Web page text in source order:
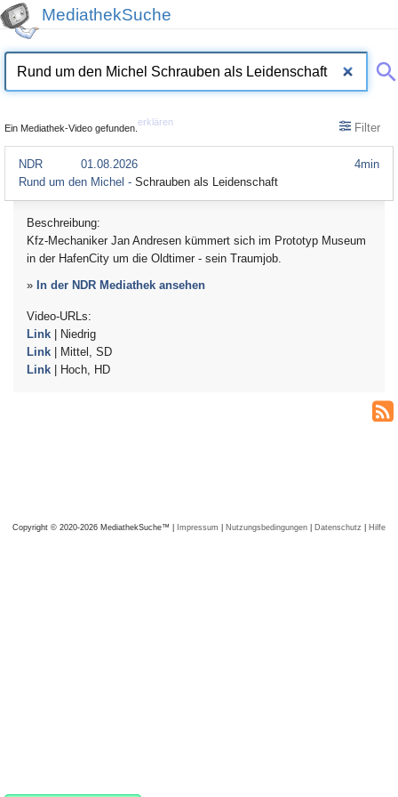
MediathekSuche
Ein Mediathek-Video gefunden.
erklären Filter
4min
NDR
01.08.2026
Rund um den Michel - Schrauben als Leidenschaft
Beschreibung:
Kfz-Mechaniker Jan Andresen kümmert sich im Prototyp Museum
in der HafenCity um die Oldtimer - sein Traumjob.
» In der NDR Mediathek ansehen
Video-URLs:
Link | Niedrig
Link | Mittel, SD
Link | Hoch, HD
Copyright © 2020-2026 MediathekSuche™ | Impressum | Nutzungsbedingungen | Datenschutz | Hilfe